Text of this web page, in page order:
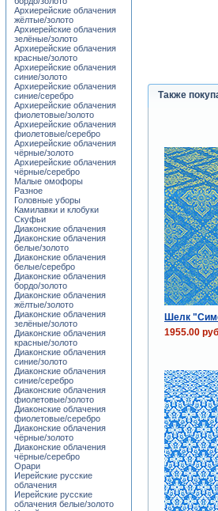
Также
Шелк
1955.00
Архиерейские облачения
жёлтые/золото
Архиерейские облачения
зелёные/золото
Архиерейские облачения
красные/золото
Архиерейские облачения
синие/золото
Архиерейские облачения
синие/серебро
Архиерейские облачения
фиолетовые/золото
Архиерейские облачения
фиолетовые/серебро
Архиерейские облачения
чёрные/золото
Архиерейские облачения
чёрные/серебро
Малые омофоры
Разное
Головные уборы
Камилавки и клобуки
Скуфьи
Диаконские облачения
Диаконские облачения
белые/золото
Диаконские облачения
белые/серебро
Диаконские облачения
бордо/золото
Диаконские облачения
жёлтые/золото
Диаконские облачения
зелёные/золото
Диаконские облачения
красные/золото
Диаконские облачения
синие/золото
Диаконские облачения
синие/серебро
Диаконские облачения
фиолетовые/золото
Диаконские облачения
фиолетовые/серебро
Диаконские облачения
чёрные/золото
Диаконские облачения
чёрные/серебро
Орари
Иерейские русские
облачения
Иерейские русские
облачения белые/золото